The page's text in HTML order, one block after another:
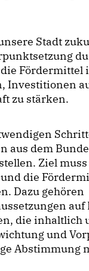
Stadt
Fördermittel
Investitionen
zu stärken.
aus dem
Ziel muss
die
Dazu gehören
auf
die inhaltlich
und
Abstimmung